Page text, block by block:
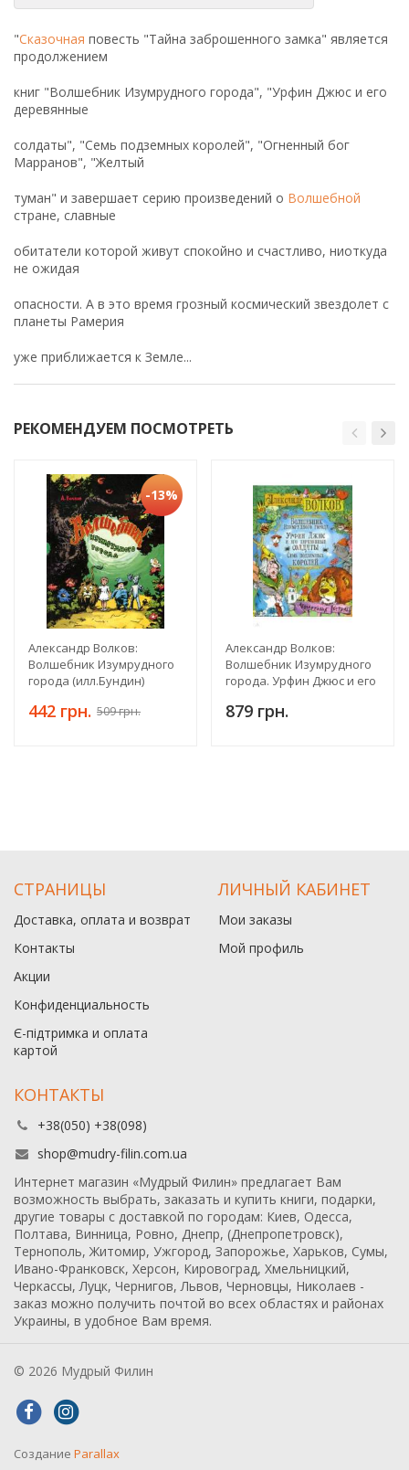
"Сказочная повесть "Тайна заброшенного замка" является
продолжением
книг "Волшебник Изумрудного города", "Урфин Джюс и его
деревянные
солдаты", "Семь подземных королей", "Огненный бог
Марранов", "Желтый
туман" и завершает серию произведений о Волшебной
стране, славные
обитатели которой живут спокойно и счастливо, ниоткуда
не ожидая
опасности. А в это время грозный космический звездолет с
планеты Рамерия
уже приближается к Земле...
РЕКОМЕНДУЕМ ПОСМОТРЕТЬ
-13%
Александр Волков:
Волшебник Изумрудного
города (илл.Бундин)
442 грн. 509 грн.
Александр Волков:
Волшебник Изумрудного
города. Урфин Джюс и его
Семь подземных королей
879 грн.
СТРАНИЦЫ
Доставка, оплата и возврат
Контакты
Акции
Конфиденциальность
Є-підтримка и оплата
картой
ЛИЧНЫЙ КАБИНЕТ
Мои заказы
Мой профиль
КОНТАКТЫ
+38(050) +38(098)
shop@mudry-filin.com.ua
Интернет магазин «Мудрый Филин» предлагает Вам
возможность выбрать, заказать и купить книги, подарки,
другие товары с доставкой по городам: Киев, Одесса,
Полтава, Винница, Ровно, Днепр, (Днепропетровск),
Тернополь, Житомир, Ужгород, Запорожье, Харьков, Сумы,
Ивано-Франковск, Херсон, Кировоград, Хмельницкий,
Черкассы, Луцк, Чернигов, Львов, Черновцы, Николаев -
заказ можно получить почтой во всех областях и районах
Украины, в удобное Вам время.
© 2026 Мудрый Филин
Создание Parallax